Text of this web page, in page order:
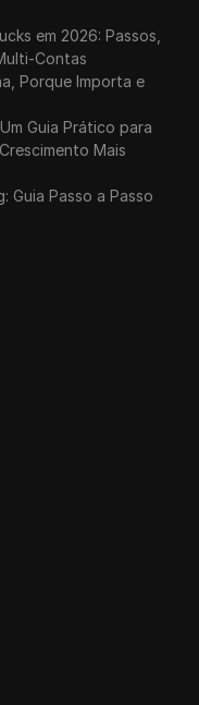
em 2026: Passos,
Contas
Porque Importa e
Guia Prático para
Mais
Guia Passo a Passo